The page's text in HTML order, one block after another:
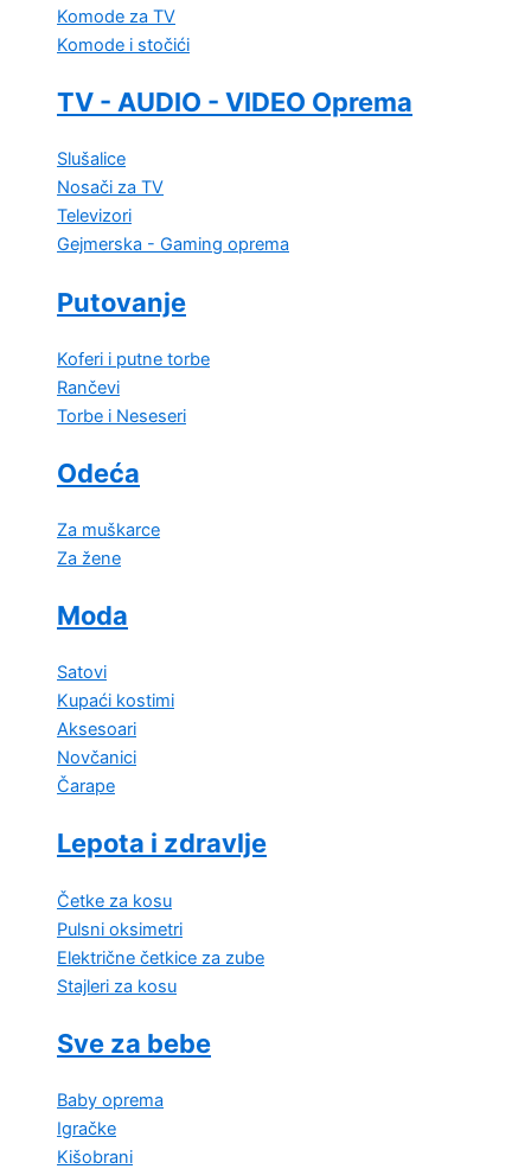
Komode za TV
Komode i stočići
TV - AUDIO - VIDEO Oprema
Slušalice
Nosači za TV
Televizori
Gejmerska - Gaming oprema
Putovanje
Koferi i putne torbe
Rančevi
Torbe i Neseseri
Odeća
Za muškarce
Za žene
Moda
Satovi
Kupaći kostimi
Aksesoari
Novčanici
Čarape
Lepota i zdravlje
Četke za kosu
Pulsni oksimetri
Električne četkice za zube
Stajleri za kosu
Sve za bebe
Baby oprema
Igračke
Kišobrani